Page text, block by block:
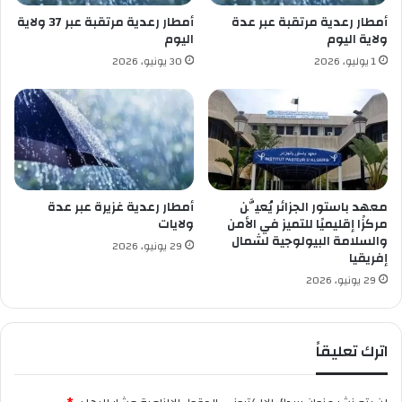
ة
ا
ل
ت
ن
م
و
ي
ة
ا
ل
ط
م
و
ح
ل
ج
ز
أمطار رعدية مرتقبة عبر عدة
ولاية اليوم
1 يوليو، 2026
أمطار رعدية مرتقبة عبر 37 ولاية
اليوم
30 يونيو، 2026
معهد باستور الجزائر يُعيَّن
مركزًا إقليميًا للتميز في الأمن
والسلامة البيولوجية لشمال
إفريقيا
29 يونيو، 2026
أمطار رعدية غزيرة عبر عدة
ولايات
29 يونيو، 2026
اترك تعليقاً